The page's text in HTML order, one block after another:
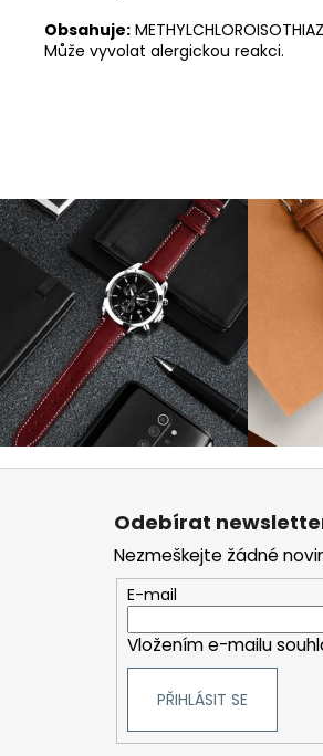
Obsahuje:
Může vyvolat alergickou reakci.
Z
Odebírat
Nezmeškejte žádné
E-mail
Vložením e-mailu
PŘIHLÁSIT SE